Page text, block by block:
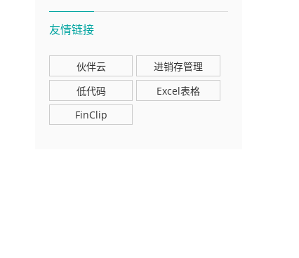
友情链接
伙伴云
进销存管理
低代码
Excel表格
FinClip